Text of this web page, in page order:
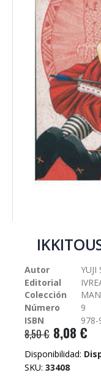
comienzo
galería
imágenes
Autor
YUJI
Editorial
Colección
Número
9
ISBN
8,50 € 8,08 €
Disponibilidad:
SKU 33408